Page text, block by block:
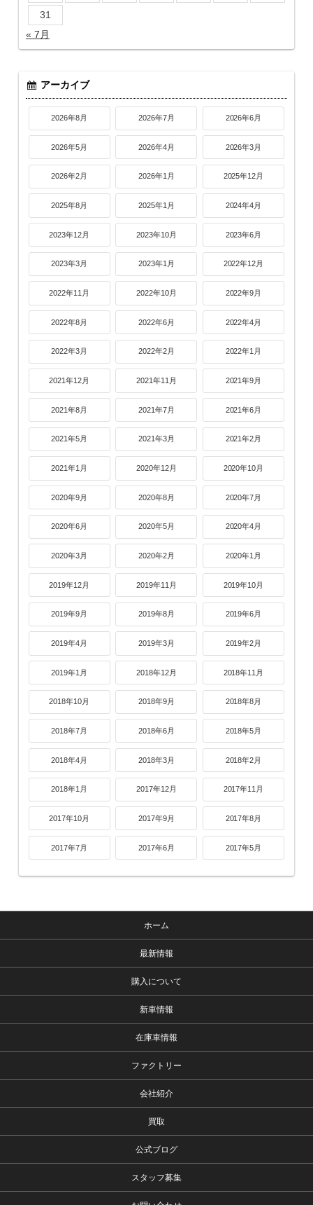
31
« 7月
アーカイブ
2026年8月 2026年7月 2026年6月
2026年5月 2026年4月 2026年3月
2026年2月 2026年1月 2025年12月
2025年8月 2025年1月 2024年4月
2023年12月 2023年10月 2023年6月
2023年3月 2023年1月 2022年12月
2022年11月 2022年10月 2022年9月
2022年8月 2022年6月 2022年4月
2022年3月 2022年2月 2022年1月
2021年12月 2021年11月 2021年9月
2021年8月 2021年7月 2021年6月
2021年5月 2021年3月 2021年2月
2021年1月 2020年12月 2020年10月
2020年9月 2020年8月 2020年7月
2020年6月 2020年5月 2020年4月
2020年3月 2020年2月 2020年1月
2019年12月 2019年11月 2019年10月
2019年9月 2019年8月 2019年6月
2019年4月 2019年3月 2019年2月
2019年1月 2018年12月 2018年11月
2018年10月 2018年9月 2018年8月
2018年7月 2018年6月 2018年5月
2018年4月 2018年3月 2018年2月
2018年1月 2017年12月 2017年11月
2017年10月 2017年9月 2017年8月
2017年7月 2017年6月 2017年5月
ホーム
最新情報
購入について
新車情報
在庫車情報
ファクトリー
会社紹介
買取
公式ブログ
スタッフ募集